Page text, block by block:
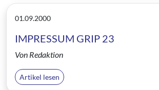
01.09.2000
IMPRESSUM GRIP 23
Von Redaktion
Artikel lesen